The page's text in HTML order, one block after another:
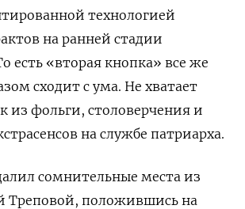
технологией
на ранней стадии
есть «вторая кнопка» все же
сходит с ума. Не хватает
из фольги, столоверчения и
на службе патриарха.
сомнительные места из
Треповой, положившись на